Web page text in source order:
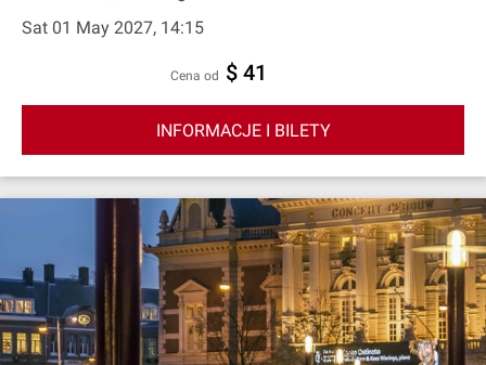
Sat 01 May 2027, 14:15
cena od $ 41
INFORMACJE I BILETY